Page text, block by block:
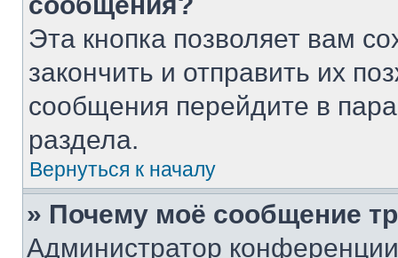
Эта кнопка позволяет вам
закончить и отправить их
сообщения перейдите в
раздела.
Вернуться к началу
» Почему моё сообщение
Администратор